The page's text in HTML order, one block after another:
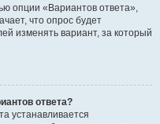
опции «Вариантов ответа»,
что опрос будет
изменять вариант, за который
ответа?
устанавливается